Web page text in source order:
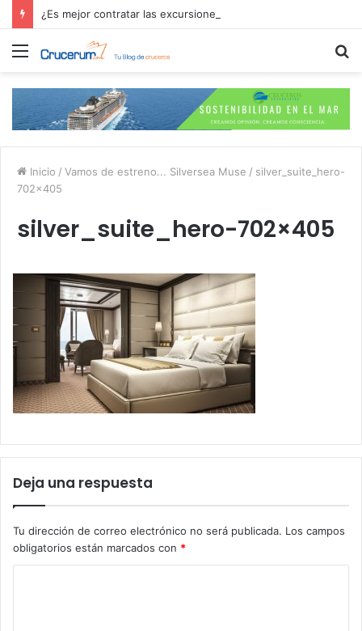
Menú
Inicio / Vamos de estreno... Silversea Muse / silver_suite_hero-
702×405
silver_suite_hero-702×405
Deja una respuesta
Tu dirección de correo electrónico no será publicada. Los campos
obligatorios están marcados con *